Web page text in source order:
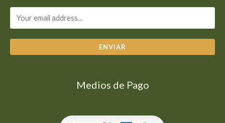
ENVIAR
Medios de Pago